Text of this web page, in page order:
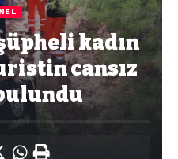
kadın
cansız